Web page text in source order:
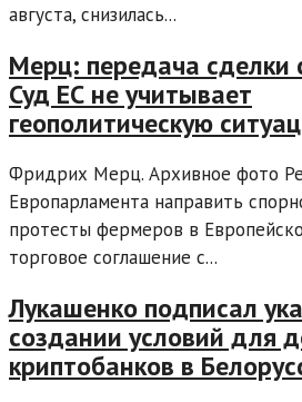
августа, снизилась...
Мерц: передача сделки
Суд ЕС не учитывает
геополитическую
Фридрих Мерц. Архивное фото
Европарламента направить
протесты фермеров в
торговое соглашение с...
Лукашенко подписал
создании условий для
криптобанков в